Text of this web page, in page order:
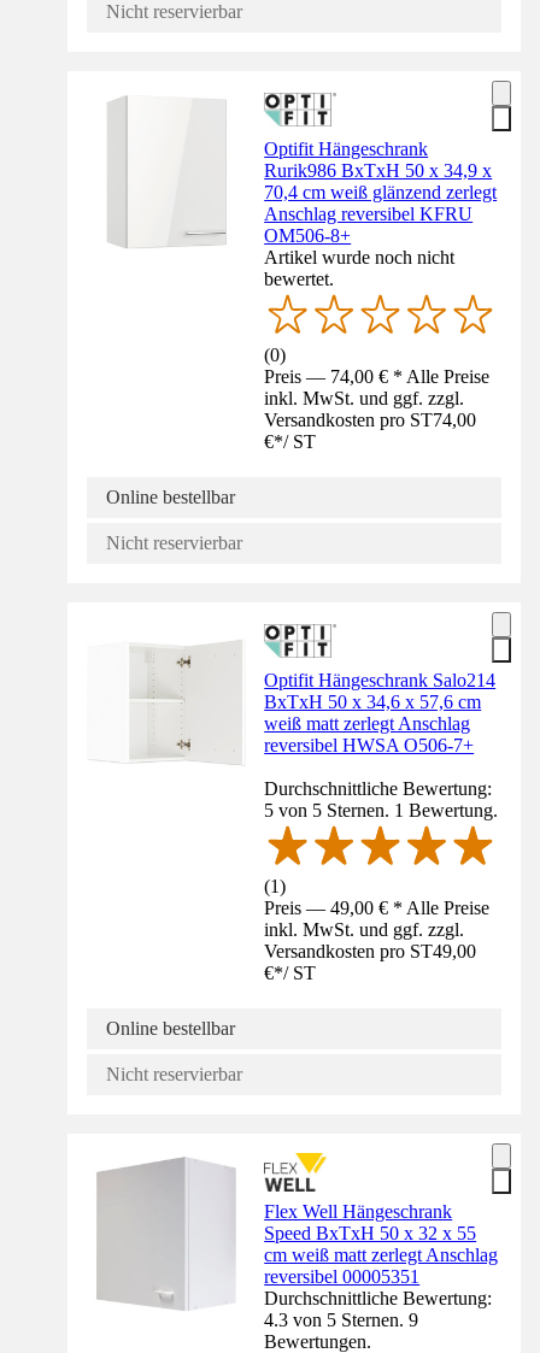
Nicht reservierbar
Optifit Hängeschrank
Rurik986 BxTxH 50 x 34,9 x
70,4 cm weiß glänzend zerlegt
Anschlag reversibel KFRU
OM506-8+
Artikel wurde noch nicht
bewertet.
(0)
Preis — 74,00 € * Alle Preise
inkl. MwSt. und ggf. zzgl.
Versandkosten pro ST74,00
€*/ ST
Online bestellbar
Nicht reservierbar
Optifit Hängeschrank Salo214
BxTxH 50 x 34,6 x 57,6 cm
weiß matt zerlegt Anschlag
reversibel HWSA O506-7+
Durchschnittliche Bewertung:
5 von 5 Sternen. 1 Bewertung.
(1)
Preis — 49,00 € * Alle Preise
inkl. MwSt. und ggf. zzgl.
Versandkosten pro ST49,00
€*/ ST
Online bestellbar
Nicht reservierbar
Flex Well Hängeschrank
Speed BxTxH 50 x 32 x 55
cm weiß matt zerlegt Anschlag
reversibel 00005351
Durchschnittliche Bewertung:
4.3 von 5 Sternen. 9
Bewertungen.